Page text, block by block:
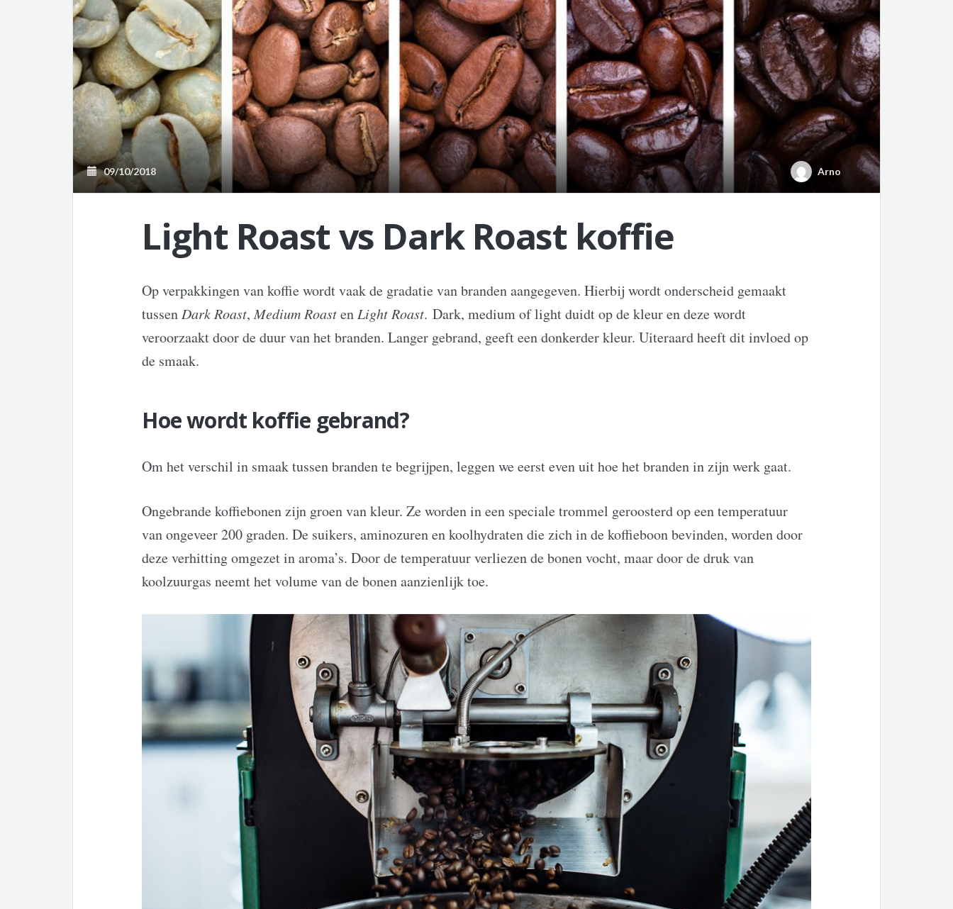
09/10/2018 Arno
Light Roast vs Dark Roast koffie
Op verpakkingen van koffie wordt vaak de gradatie van branden aangegeven. Hierbij wordt onderscheid gemaakt
tussenDark Roast,Medium RoastenLight Roast. Dark, medium of light duidt op de kleur en deze wordt
veroorzaakt door de duur van het branden. Langer gebrand, geeft een donkerder kleur. Uiteraard heeft dit invloed op
de smaak.
Hoe wordt koffie gebrand?
Om het verschil in smaak tussen branden te begrijpen, leggen we eerst even uit hoe het branden in zijn werk gaat.
Ongebrande koffiebonen zijn groen van kleur. Ze worden in een speciale trommel geroosterd op een temperatuur
van ongeveer 200 graden. De suikers, aminozuren en koolhydraten die zich in de koffieboon bevinden, worden door
deze verhitting omgezet in aroma’s. Door de temperatuur verliezen de bonen vocht, maar door de druk van
koolzuurgas neemt het volume van de bonen aanzienlijk toe.